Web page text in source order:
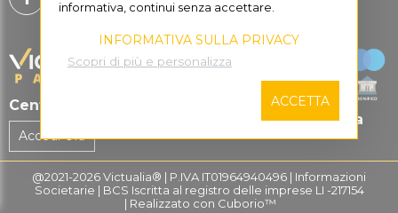
Centro di Supporto
Accedi Ora
Pagare in sicurezza
@2021-2026 Victualia® | P.IVA IT01964940496 | Informazioni
Societarie | BCS Iscritta al registro delle imprese LI -217154
| Realizzato con Cuborio™
informativa, continui senza accettare.
INFORMATIVA SULLA PRIVACY
Scopri di più e personalizza
ACCETTA